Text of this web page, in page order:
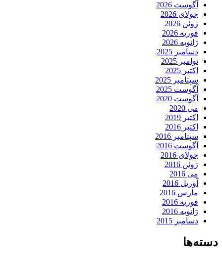
آگوست 2026
جولای 2026
ژوئن 2026
فوریه 2026
ژانویه 2026
دسامبر 2025
نوامبر 2025
اکتبر 2025
سپتامبر 2025
آگوست 2025
آگوست 2020
می 2020
اکتبر 2019
اکتبر 2016
سپتامبر 2016
آگوست 2016
جولای 2016
ژوئن 2016
می 2016
آوریل 2016
مارس 2016
فوریه 2016
ژانویه 2016
دسامبر 2015
دسته‌ها